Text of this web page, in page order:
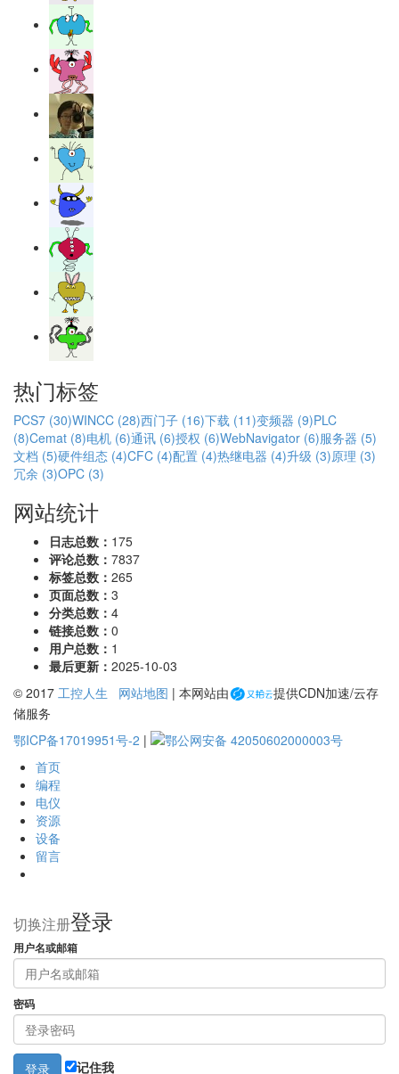
热门标签
PCS7 (30)WINCC (28)西门子 (16)下载 (11)变频器 (9)PLC
(8)Cemat (8)电机 (6)通讯 (6)授权 (6)WebNavigator (6)服务器 (5)
文档 (5)硬件组态 (4)CFC (4)配置 (4)热继电器 (4)升级 (3)原理 (3)
冗余 (3)OPC (3)
网站统计
日志总数： 175
评论总数： 7837
标签总数： 265
页面总数： 3
分类总数： 4
链接总数： 0
用户总数： 1
最后更新： 2025-10-03
© 2017 工控人生 网站地图 | 本网站由
提供CDN加速/云存
储服务
鄂ICP备17019951号-2 |
鄂公网安备 42050602000003号
首页
编程
电仪
资源
设备
留言
切换注册登录
用户名或邮箱
密码
记住我